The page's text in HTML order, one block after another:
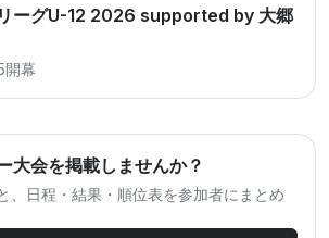
ーグU-12 2026 supported by 大郷
幕
大会を掲載しませんか？
、日程・結果・順位表を参加者にまとめ